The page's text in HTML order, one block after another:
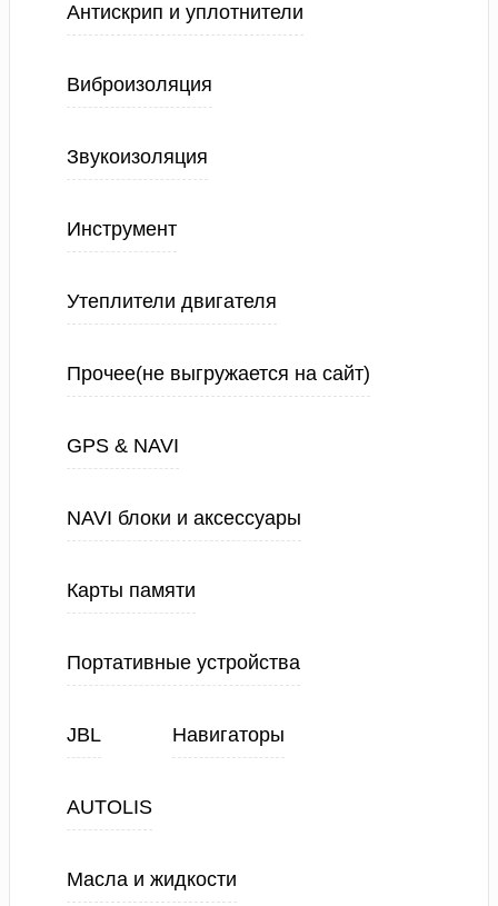
Антискрип и уплотнители
Виброизоляция
Звукоизоляция
Инструмент
Утеплители двигателя
Прочее(не выгружается на сайт)
GPS & NAVI
NAVI блоки и аксессуары
Карты памяти
Портативные устройства
JBL Навигаторы
AUTOLIS
Масла и жидкости